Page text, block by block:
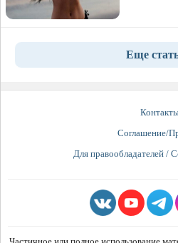
Еще
Соглашение/
Для правообладателей /